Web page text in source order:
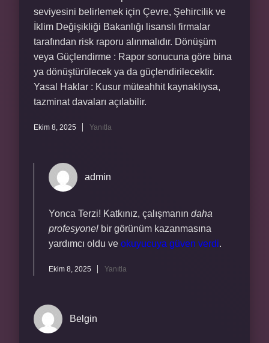
seviyesini belirlemek için Çevre, Şehircilik ve
İklim Değişikliği Bakanlığı lisanslı firmalar
tarafından risk raporu alınmalıdır. Dönüşüm
veya Güçlendirme : Rapor sonucuna göre bina
ya dönüştürülecek ya da güçlendirilecektir.
Yasal Haklar : Kusur müteahhit kaynaklıysa,
tazminat davaları açılabilir.
Ekim 8, 2025 Yanıtla
admin
Yonca Terzi! Katkınız, çalışmanın daha
profesyonel bir görünüm kazanmasına
yardımcı oldu ve okuyucuya güven verdi.
Ekim 8, 2025 Yanıtla
Belgin